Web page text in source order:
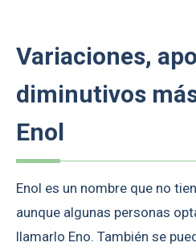
Variaciones,
diminutivos
Enol
Enol es un nombre que no
aunque algunas personas
llamarlo Eno. También se